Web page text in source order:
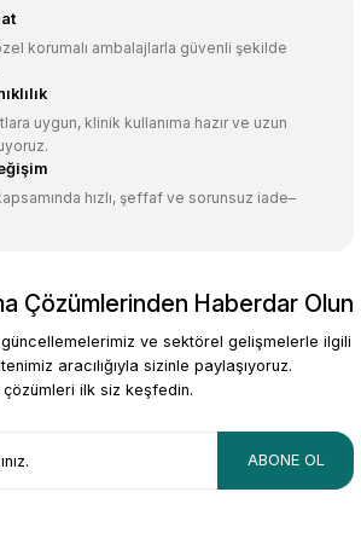
veya görüntülenemiyor.
eksik bilgiler bulunuyor.
bulunuyor.
daha pahalı.
alternatifler olmalı.
Gönder
korumalı ambalajlarla güvenli şekilde
uygun, klinik kullanıma hazır ve uzun
hızlı, şeffaf ve sorunsuz iade–
Çözümlerinden Haberdar Olun
ve sektörel gelişmelerle ilgili
aracılığıyla sizinle paylaşıyoruz.
ilk siz keşfedin.
ABONE OL